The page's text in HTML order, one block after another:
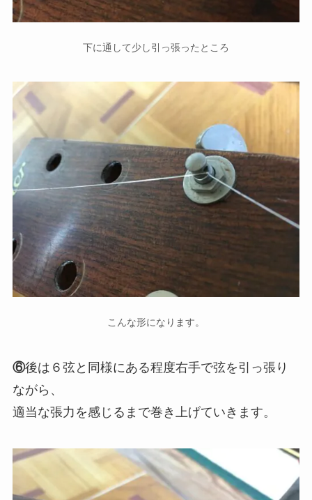
下に通して少し引っ張ったところ
こんな形になります。
⑥後は６弦と同様にある程度右手で弦を引っ張り
ながら、
適当な張力を感じるまで巻き上げていきます。